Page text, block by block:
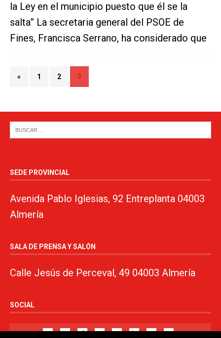
la Ley en el municipio puesto que él se la
salta” La secretaria general del PSOE de
Fines, Francisca Serrano, ha considerado que
« 1 2 3
SEDE PROVINCIAL
Avenida Pablo Iglesias, 92 Entreplanta 04003
Almería
SALA DE PRENSA Y SALÓN
Calle Jesús de Perceval, 49 04003 Almería
SOCIAL